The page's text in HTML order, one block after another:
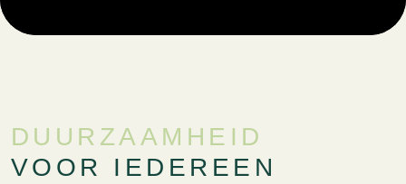
DUURZAAMHEID
VOOR IEDEREEN